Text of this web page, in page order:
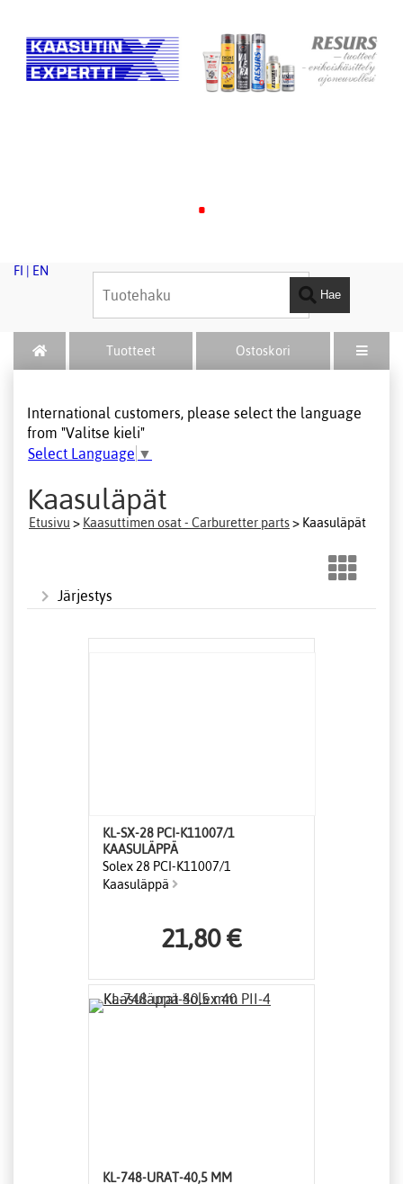
.
FI EN
Hae
Tuotteet Ostoskori
International customers, please select the language
from "Valitse kieli"
Select Language ▼
Kaasuläpät
Etusivu > Kaasuttimen osat - Carburetter parts> Kaasuläpät
Järjestys
KL-SX-28 PCI-K11007/1
KAASULÄPPÄ
Solex 28 PCI-K11007/1
Kaasuläppä
21,80 €
KL-748-URAT-40,5 MM